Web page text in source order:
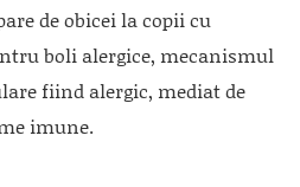
de obicei la copii cu
boli alergice, mecanismul
fiind alergic, mediat de
imune.